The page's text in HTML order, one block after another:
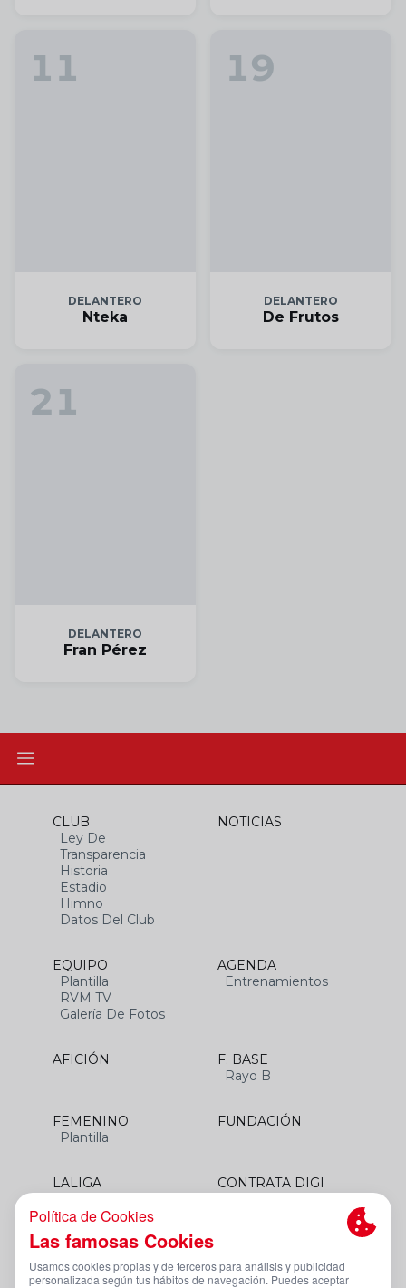
DELANTERO
11
Nteka
DELANTERO
19
De Frutos
DELANTERO
21
Fran Pérez
CLUB
Ley De
Transparencia
Historia
Estadio
Himno
Datos Del Club
NOTICIAS
EQUIPO
Plantilla
RVM TV
Galería De Fotos
AGENDA
Entrenamientos
AFICIÓN
F. BASE
Rayo B
FEMENINO
Plantilla
FUNDACIÓN
LALIGA
CONTRATA DIGI